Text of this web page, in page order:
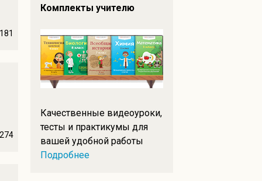
181
274
Комплекты учителю
Качественные видеоуроки,
тесты и практикумы для
вашей удобной работы
Подробнее